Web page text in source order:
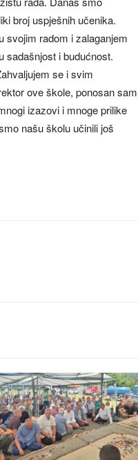
broj uspješnih učenika.
svojim radom i zalaganjem
sadašnjost i budućnost.
se i svim
ove škole, ponosan sam
izazovi i mnoge prilike
našu školu učinili još